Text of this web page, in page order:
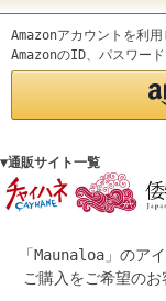
Amazonアカウントを利
AmazonのID、パスワー
▼通販サイト一覧
「Maunaloa」のア
ご購入をご希望のお